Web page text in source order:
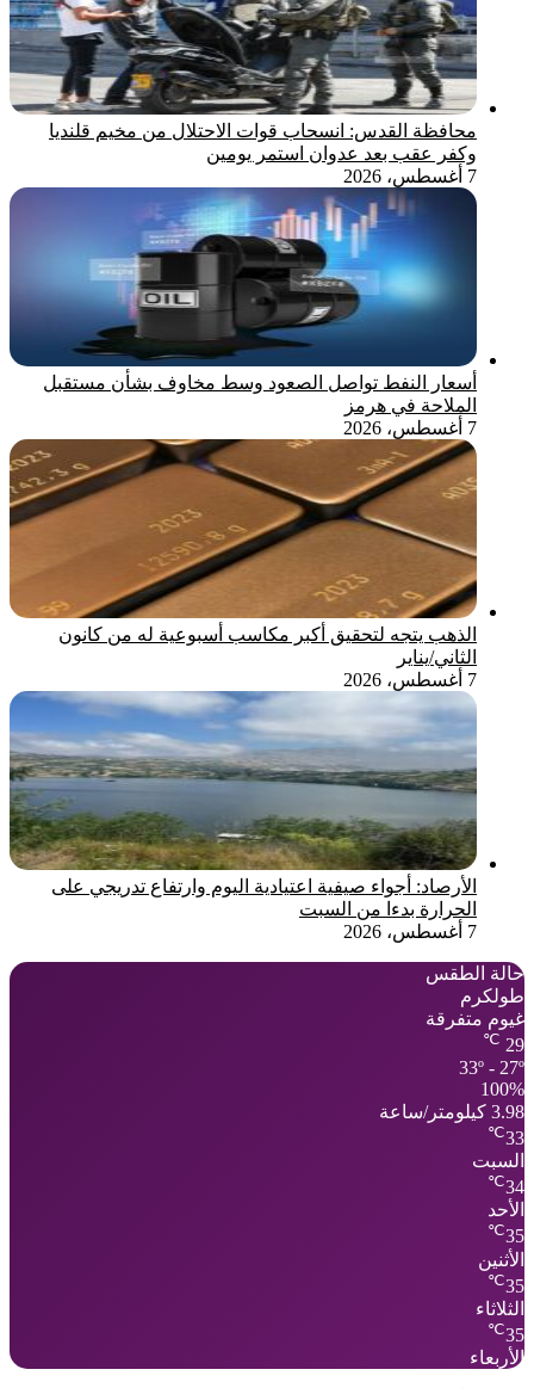
محافظة القدس: انسحاب قوات الاحتلال من مخيم قلنديا
وكفر عقب بعد عدوان استمر يومين
7 أغسطس، 2026
أسعار النفط تواصل الصعود وسط مخاوف بشأن مستقبل
الملاحة في هرمز
7 أغسطس، 2026
الذهب يتجه لتحقيق أكبر مكاسب أسبوعية له من كانون
الثاني/يناير
7 أغسطس، 2026
الأرصاد: أجواء صيفية اعتيادية اليوم وارتفاع تدريجي على
الحرارة بدءا من السبت
7 أغسطس، 2026
حالة الطقس
طولكرم
غيوم متفرقة
29
℃
33º - 27º
100%
3.98 كيلومتر/ساعة
33
℃
السبت
34
℃
الأحد
35
℃
الأثنين
35
℃
الثلاثاء
35
℃
الأربعاء